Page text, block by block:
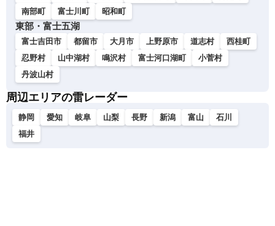
南部町
富士川町 昭和町
東部・富士五湖
富士吉田市 都留市 大月市 上野原市 道志村
西桂町
忍野村
山中湖村 鳴沢村 富士河口湖町
小菅村
丹波山村
周辺エリアの雷レーダー
静岡 愛知 岐阜 山梨 長野 新潟 富山
石川
福井